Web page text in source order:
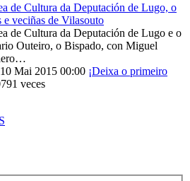
de Cultura da Deputación de Lugo, o
e veciñas de Vilasouto
de Cultura da Deputación de Lugo e o
Outeiro, o Bispado, con Miguel
Mai 2015 00:00 ¡Deixa o primeiro
veces